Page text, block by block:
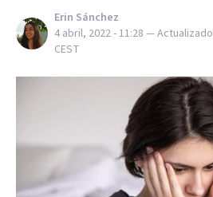
Erin Sánchez
4 abril, 2022 - 11:28 — Actualizado
CEST